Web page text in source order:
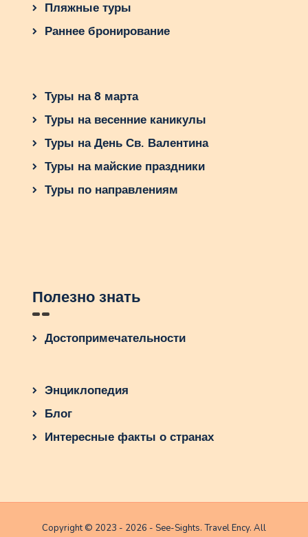
Пляжные туры
Раннее бронирование
Туры на 8 марта
Туры на весенние каникулы
Туры на День Св. Валентина
Туры на майские праздники
Туры по направлениям
Полезно знать
Достопримечательности
Энциклопедия
Блог
Интересные факты о странах
Copyright © 2023 - 2026 - See-Sights. Travel Ency. All